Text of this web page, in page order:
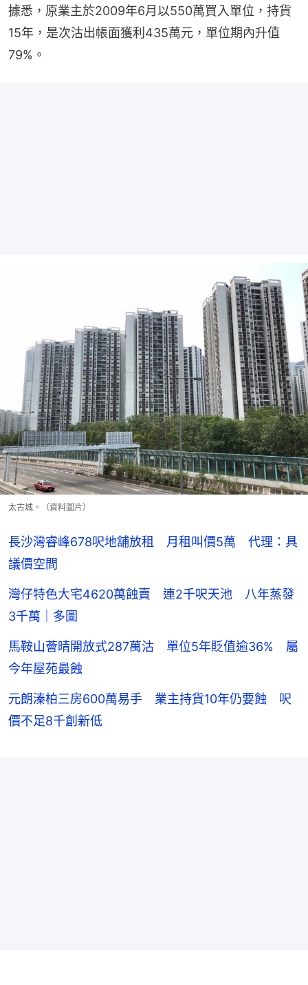
據悉，原業主於2009年6月以550萬買入單位，持貨
15年，是次沽出帳面獲利435萬元，單位期內升值
79%。
太古城。（資料圖片）
長沙灣睿峰678呎地舖放租 月租叫價5萬 代理：具
議價空間
灣仔特色大宅4620萬蝕賣 連2千呎天池 八年蒸發
3千萬｜多圖
馬鞍山薈晴開放式287萬沽 單位5年貶值逾36% 屬
今年屋苑最蝕
元朗溱柏三房600萬易手 業主持貨10年仍要蝕 呎
價不足8千創新低